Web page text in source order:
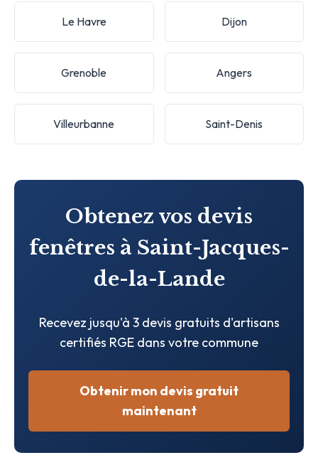
Le Havre Dijon
Grenoble Angers
Villeurbanne Saint-Denis
Obtenez vos devis
fenêtres à Saint-Jacques-
de-la-Lande
Recevez jusqu'à 3 devis gratuits d'artisans
certifiés RGE dans votre commune
Obtenir mon devis gratuit
maintenant